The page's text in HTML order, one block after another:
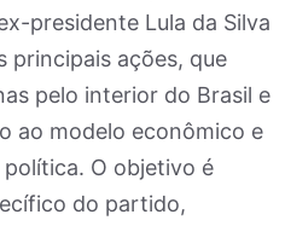
presidente Lula da Silva
principais ações, que
pelo interior do Brasil e
ao modelo econômico e
O objetivo é
do partido,